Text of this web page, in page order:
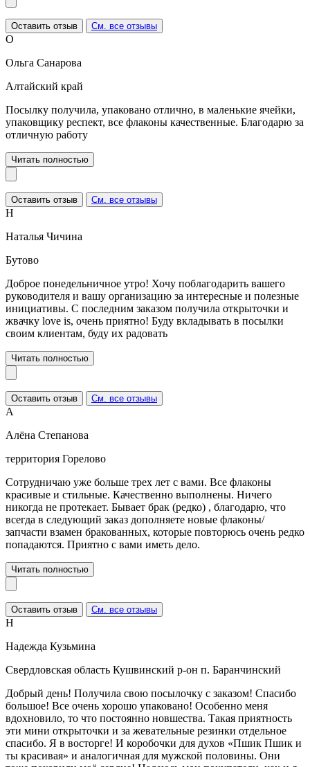
Оставить отзыв См. все отзывы
О
Ольга Санарова
Алтайский край
Посылку получила, упаковано отлично, в маленькие ячейки,
упаковщику респект, все флаконы качественные. Благодарю за
отличную работу
Читать полностью
Оставить отзыв См. все отзывы
Н
Наталья Чичина
Бутово
Доброе понедельничное утро! Хочу поблагодарить вашего
руководителя и вашу организацию за интересные и полезные
инициативы. С последним заказом получила открыточки и
жвачку love is, очень приятно! Буду вкладывать в посылки
своим клиентам, буду их радовать
Читать полностью
Оставить отзыв См. все отзывы
А
Алёна Степанова
территория Горелово
Сотрудничаю уже больше трех лет с вами. Все флаконы
красивые и стильные. Качественно выполнены. Ничего
никогда не протекает. Бывает брак (редко) , благодарю, что
всегда в следующий заказ дополняете новые флаконы/
запчасти взамен бракованных, которые повторюсь очень редко
попадаются. Приятно с вами иметь дело.
Читать полностью
Оставить отзыв См. все отзывы
Н
Надежда Кузьмина
Свердловская область Кушвинский р-он п. Баранчинский
Добрый день! Получила свою посылочку с заказом! Спасибо
большое! Все очень хорошо упаковано! Особенно меня
вдохновило, то что постоянно новшества. Такая приятность
эти мини открыточки и за жевательные резинки отдельное
спасибо. Я в восторге! И коробочки для духов «Пшик Пшик и
ты красивая» и аналогичная для мужской половины. Они